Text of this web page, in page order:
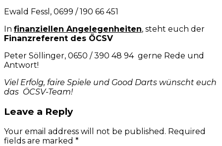
Ewald Fessl, 0699 / 190 66 451
In finanziellen Angelegenheiten, steht euch der
Finanzreferent des ÖCSV
Peter Söllinger, 0650 / 390 48 94 gerne Rede und
Antwort!
Viel Erfolg, faire Spiele und Good Darts wünscht euch
das ÖCSV-Team!
Leave a Reply
Your email address will not be published. Required
fields are marked *